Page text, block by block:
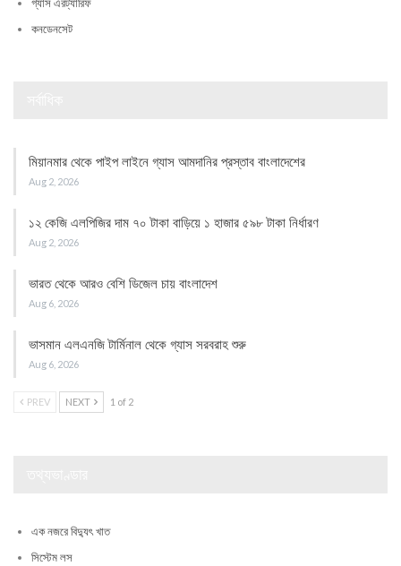
কনডেনসেট
মিয়ানমার থেকে পাইপ লাইনে গ্যাস আমদানির প্রস্তাব বাংলাদেশের
Aug 2, 2026
১২ কেজি এলপিজির দাম ৭০ টাকা বাড়িয়ে ১ হাজার ৫৯৮ টাকা নির্ধারণ
Aug 2, 2026
ভারত থেকে আরও বেশি ডিজেল চায় বাংলাদেশ
Aug 6, 2026
ভাসমান এলএনজি টার্মিনাল থেকে গ্যাস সরবরাহ শুরু
Aug 6, 2026
PREV NEXT 1 of 2
এক নজরে বিদ্যুৎ খাত
সিস্টেম লস